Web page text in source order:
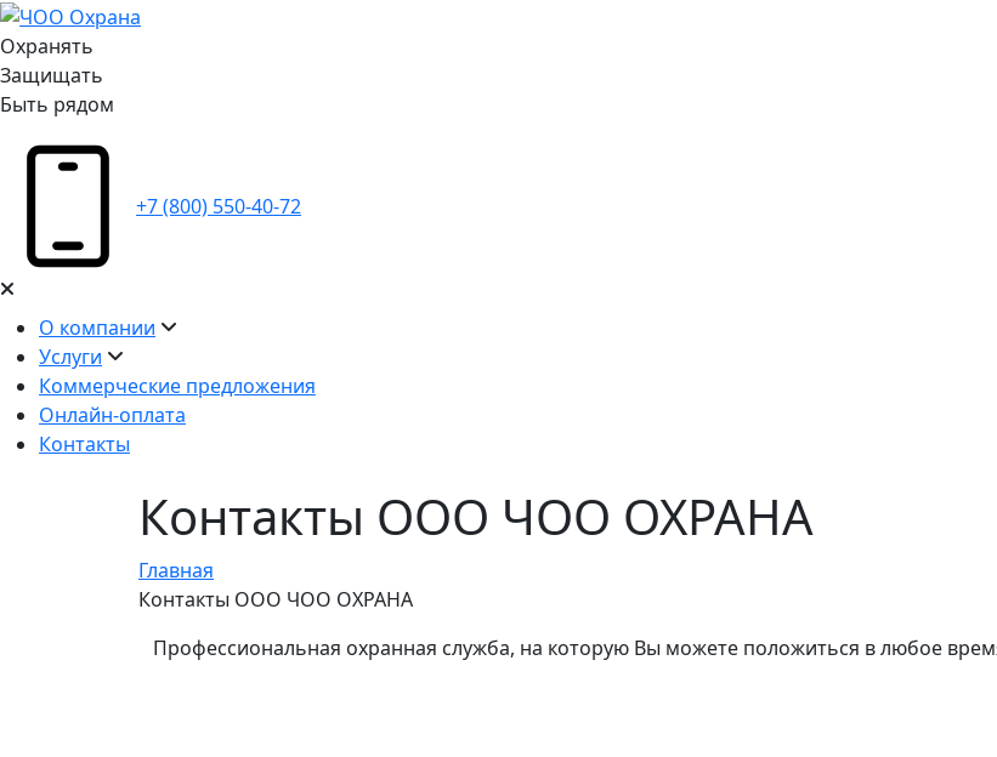
Охранять
Защищать
Быть рядом
+7 (800) 550-40-72
О компании
Услуги
Коммерческие предложения
Онлайн-оплата
Контакты
Контакты ООО ЧОО ОХРАНА
Главная
Контакты ООО ЧОО ОХРАНА
Профессиональная охранная служба, на которую Вы можете положиться в любое